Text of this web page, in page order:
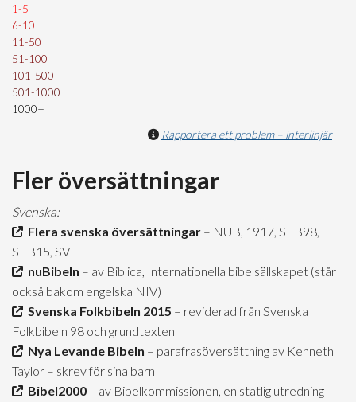
1-5
6-10
11-50
51-100
101-500
501-1000
1000+
Rapportera ett problem – interlinjär
Fler översättningar
Svenska:
Flera svenska översättningar – NUB, 1917, SFB98,
SFB15, SVL
nuBibeln – av Biblica, Internationella bibelsällskapet (står
också bakom engelska NIV)
Svenska Folkbibeln 2015 – reviderad från Svenska
Folkbibeln 98 och grundtexten
Nya Levande Bibeln – parafrasöversättning av Kenneth
Taylor – skrev för sina barn
Bibel2000 – av Bibelkommissionen, en statlig utredning